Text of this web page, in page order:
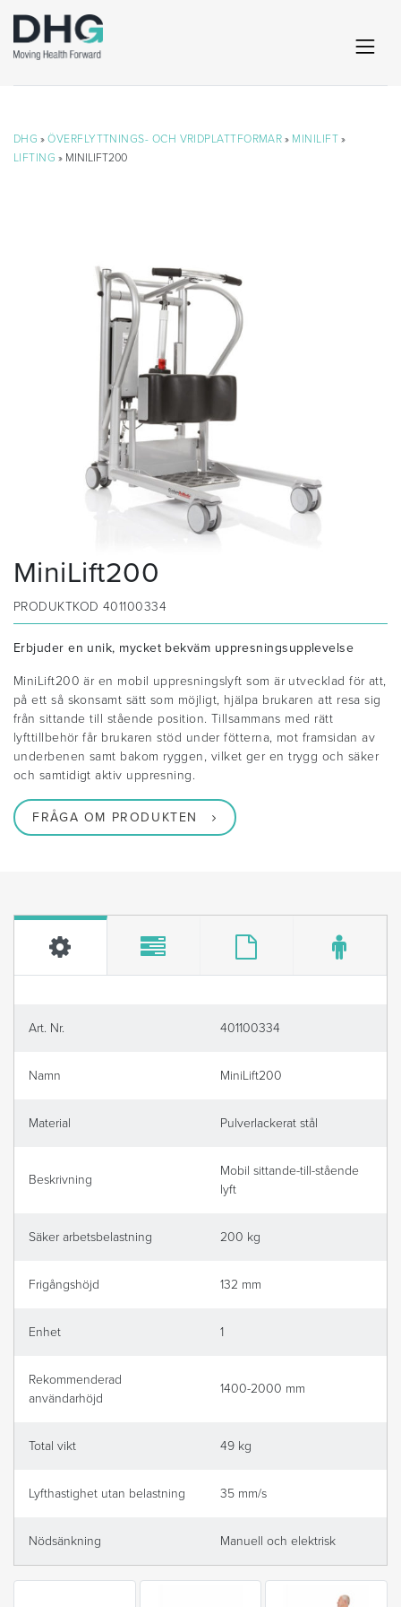
DHG »ÖVERFLYTTNINGS- OCH VRIDPLATTFORMAR » MINILIFT »
LIFTING » MINILIFT200
MiniLift200
PRODUKTKOD401100334
Erbjuder en unik, mycket bekväm uppresningsupplevelse
MiniLift200 är en mobil uppresningslyft som är utvecklad för att,
på ett så skonsamt sätt som möjligt, hjälpa brukaren att resa sig
från sittande till stående position. Tillsammans med rätt
lyfttillbehör får brukaren stöd under fötterna, mot framsidan av
underbenen samt bakom ryggen, vilket ger en trygg och säker
och samtidigt aktiv uppresning.
FRÅGA OM PRODUKTEN
Art. Nr. 401100334
Namn MiniLift200
Material Pulverlackerat stål
Beskrivning
Mobil sittande-till-stående
lyft
Säker arbetsbelastning 200 kg
Frigångshöjd 132 mm
Enhet 1
Rekommenderad
användarhöjd
1400-2000 mm
Total vikt 49 kg
Lyfthastighet utan belastning 35 mm/s
Nödsänkning Manuell och elektrisk